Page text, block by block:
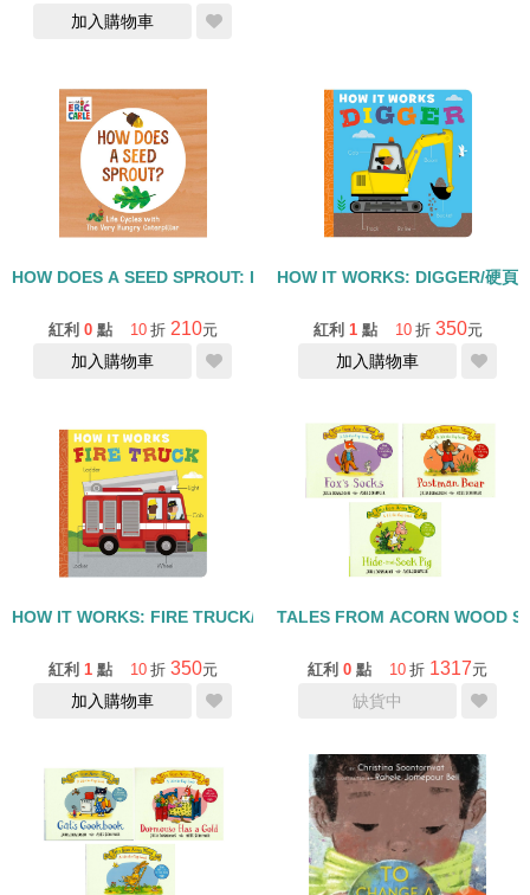
加入購物車
HOW DOES A SEED SPROUT: LIFE CYCLES WITH THE VERY
紅利 0 點 10 折 210元
加入購物車
HOW IT WORKS: DIGGER/硬頁
紅利 1 點 10 折 350元
加入購物車
HOW IT WORKS: FIRE TRUCK/硬頁書
紅利 1 點 10 折 350元
加入購物車
TALES FROM ACORN WOOD
紅利 0 點 10 折 1317元
缺貨中